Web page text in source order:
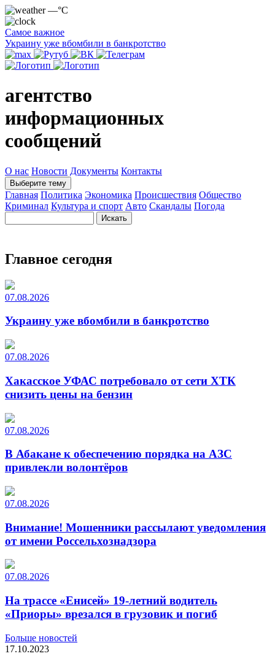
—°C
Самое важное
Украину уже вбомбили в банкротство
агентство
информационных
сообщений
О нас Новости Документы Контакты
Выберите тему
Главная Политика Экономика Происшествия Общество
Криминал Культура и спорт Авто Скандалы Погода
Главное сегодня
07.08.2026
Украину уже вбомбили в банкротство
07.08.2026
Хакасское УФАС потребовало от сети ХТК
снизить цены на бензин
07.08.2026
В Абакане к обеспечению порядка на АЗС
привлекли волонтёров
07.08.2026
Внимание! Мошенники рассылают уведомления
от имени Россельхознадзора
07.08.2026
На трассе «Енисей» 19-летний водитель
«Приоры» врезался в грузовик и погиб
Больше новостей
17.10.2023